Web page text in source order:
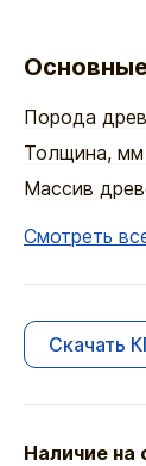
Порода
Толщина, мм
Массив
Смотреть
Скачать
Наличие на